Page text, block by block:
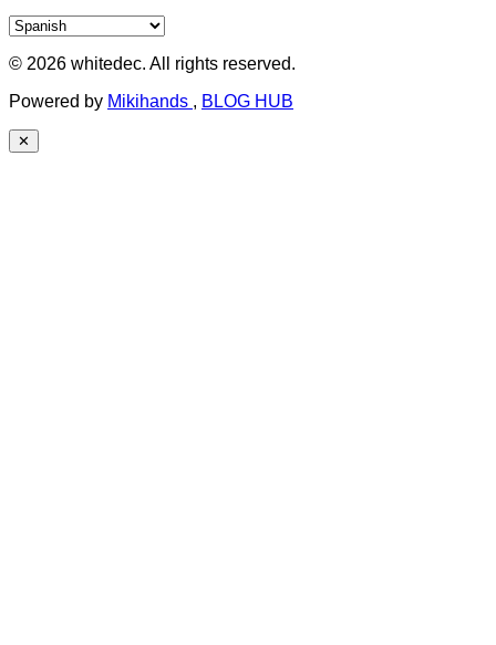
© 2026 whitedec. All rights reserved.
Powered by Mikihands , BLOG HUB
✕